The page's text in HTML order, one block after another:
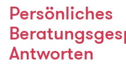
Persönliches
Antworten